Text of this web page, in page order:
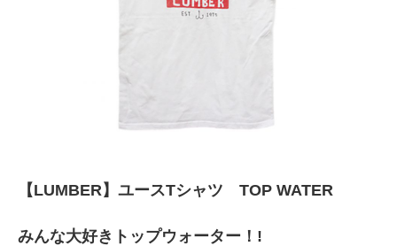
【LUMBER】ユースTシャツ TOP WATER
みんな大好きトップウォーター！!